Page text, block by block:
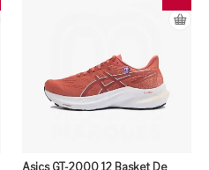
Asics GT-2000 12 Basket De